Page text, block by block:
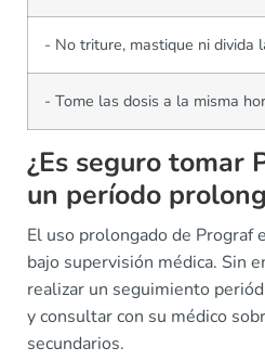
- No triture, mastique ni divida
- Tome las dosis a la misma
¿Es seguro tomar
un período
El uso prolongado de Prograf
bajo supervisión médica. Sin
realizar un seguimiento
y consultar con su médico
secundarios.